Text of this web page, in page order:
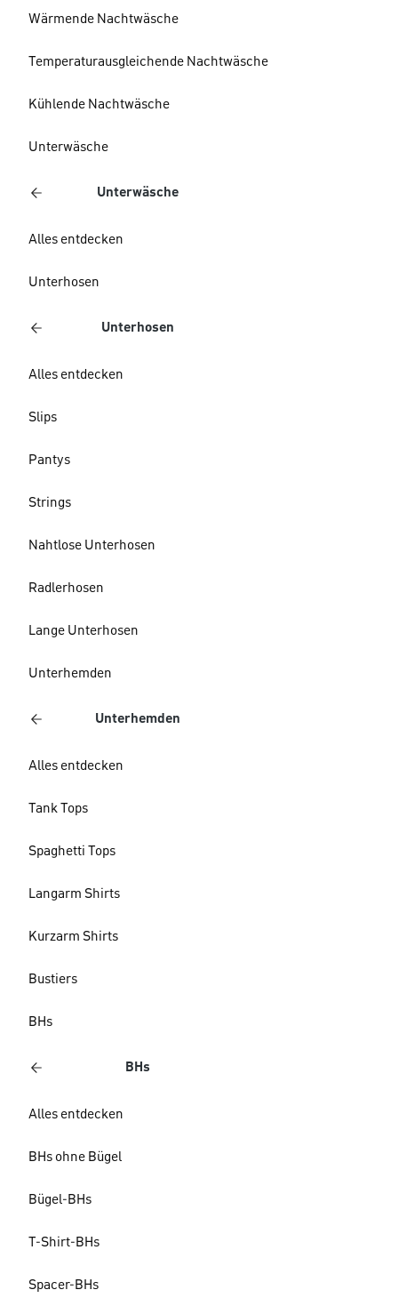
Wärmende Nachtwäsche
Temperaturausgleichende Nachtwäsche
Kühlende Nachtwäsche
Unterwäsche
Unterwäsche
Alles entdecken
Unterhosen
Unterhosen
Alles entdecken
Slips
Pantys
Strings
Nahtlose Unterhosen
Radlerhosen
Lange Unterhosen
Unterhemden
Unterhemden
Alles entdecken
Tank Tops
Spaghetti Tops
Langarm Shirts
Kurzarm Shirts
Bustiers
BHs
BHs
Alles entdecken
BHs ohne Bügel
Bügel-BHs
T-Shirt-BHs
Spacer-BHs